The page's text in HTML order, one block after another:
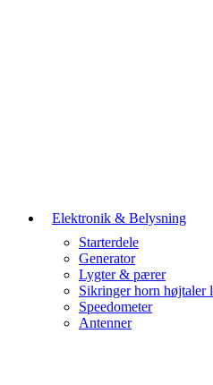
Elektronik & Belysning
Starterdele
Generator
Lygter & pærer
Sikringer horn højtaler
Speedometer
Antenner